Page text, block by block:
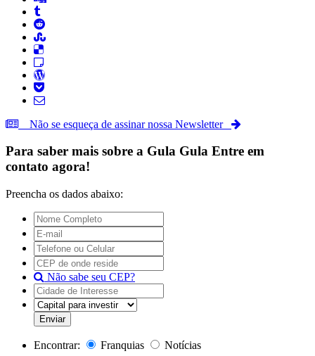
Não se esqueça de assinar nossa Newsletter
Para saber mais sobre a Gula Gula Entre em
contato agora!
Preencha os dados abaixo:
Não sabe seu CEP?
Encontrar: Franquias Notícias